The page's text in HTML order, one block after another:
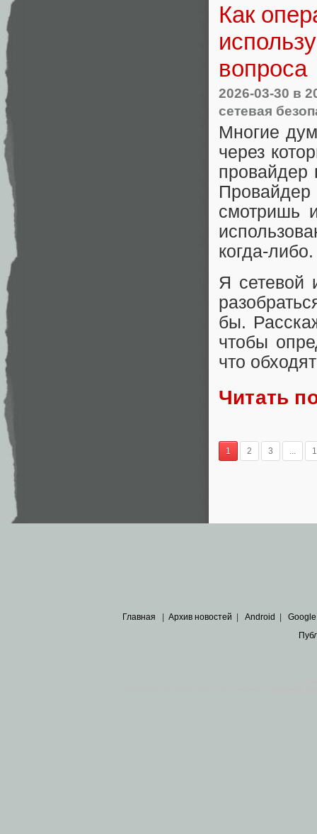
Как
вопроса
2026-03-30 в
сетевая
Многие
через
провайдер
смотришь
когда-либо.
Я сетевой
бы.
чтобы
что
Читать
1 2 3 ...
Главная | Архив новостей | Android | Google